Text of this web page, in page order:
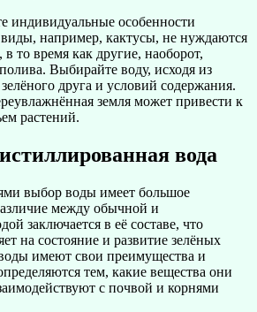
индивидуальные особенности
например, кактусы, не нуждаются
то время как другие, наоборот,
Выбирайте воду, исходя из
друга и условий содержания.
земля может привести к
растений.
вода
выбор воды имеет большое
между обычной и
заключается в её составе, что
на состояние и развитие зелёных
имеют свои преимущества и
тем, какие вещества они
с почвой и корнями